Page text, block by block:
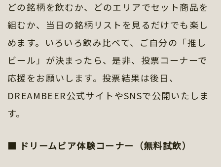
どの銘柄を飲むか、どのエリアでセット商品を
組むか、当日の銘柄リストを見るだけでも楽し
めます。いろいろ飲み比べて、ご自分の「推し
ビール」が決まったら、是非、投票コーナーで
応援をお願いします。投票結果は後日、
DREAMBEER公式サイトやSNSで公開いたしま
す。
■ ドリームビア体験コーナー（無料試飲）